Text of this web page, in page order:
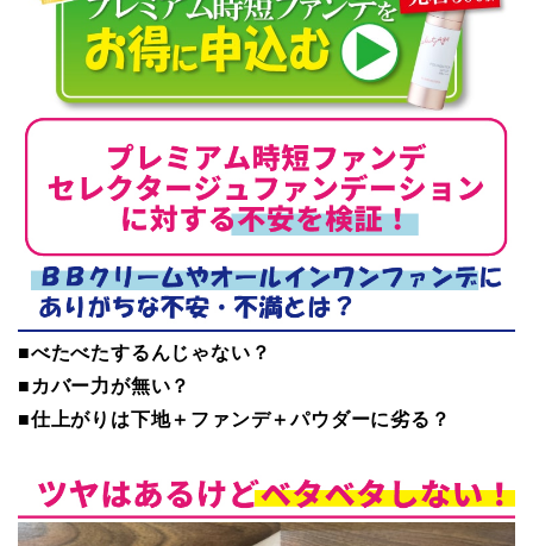
■べたべたするんじゃない？
■カバー力が無い？
■仕上がりは下地＋ファンデ＋パウダーに劣る？